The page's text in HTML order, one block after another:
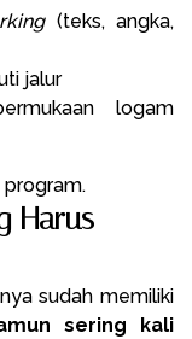
(teks, angka,
jalur
logam
Harus
sudah memiliki
sering kali